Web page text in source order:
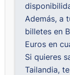
Además, a
billetes en
Euros en
Si quieres
Tailandia,